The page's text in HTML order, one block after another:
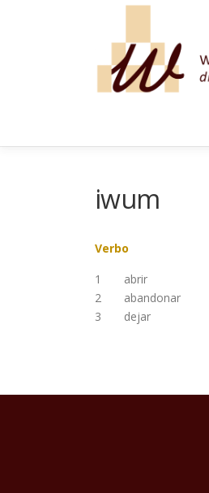
iwum
Verbo
1
abrir
2
abandonar
3
dejar